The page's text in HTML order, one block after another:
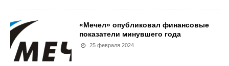
«Мечел» опубликовал финансовые
показатели минувшего года
25 февраля 2024